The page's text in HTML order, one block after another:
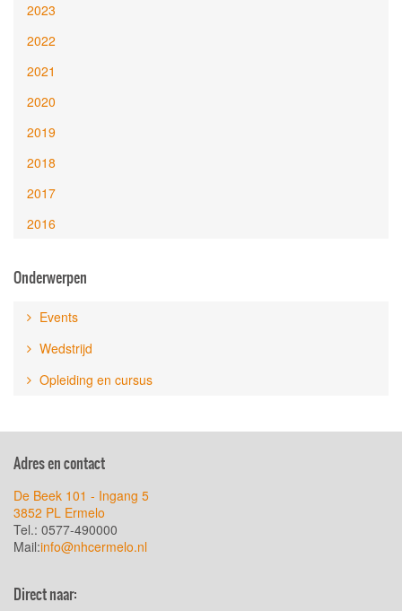
2023
2022
2021
2020
2019
2018
2017
2016
Onderwerpen
Events
Wedstrijd
Opleiding en cursus
Adres en contact
De Beek 101 - Ingang 5
3852 PL Ermelo
Tel.: 0577-490000
Mail:info@nhcermelo.nl
Direct naar: